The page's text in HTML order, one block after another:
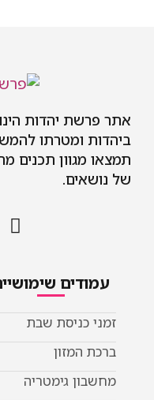
אתר פרשת יהדות
ביהדות ומטרתו
תמצאו מגוון תכנים
של נושאים.
עמודים
זמני כניסת שבת
ברכת המזון
מחשבון גימטריה